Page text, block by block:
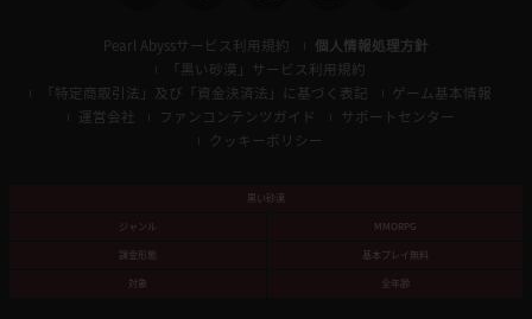
Pearl Abyssサービス利用規約
個人情報処理方針
「黒い砂漠」サービス利用規約
「特定商取引法」及び「資金決済法」に基づく表記
ゲーム基本情報
運営会社
ファンコンテンツガイド
サポートセンター
クッキーポリシー
黒い砂漠
ジャンル
MMORPG
課金形態
基本プレイ無料
対象
全年齢